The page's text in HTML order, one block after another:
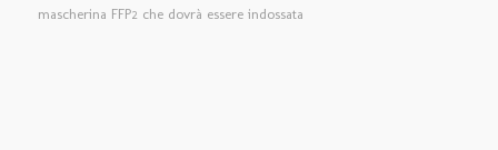
mascherina FFP2 che dovrà essere indossata